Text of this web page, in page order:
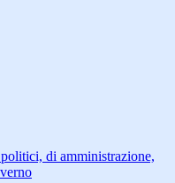
di amministrazione,